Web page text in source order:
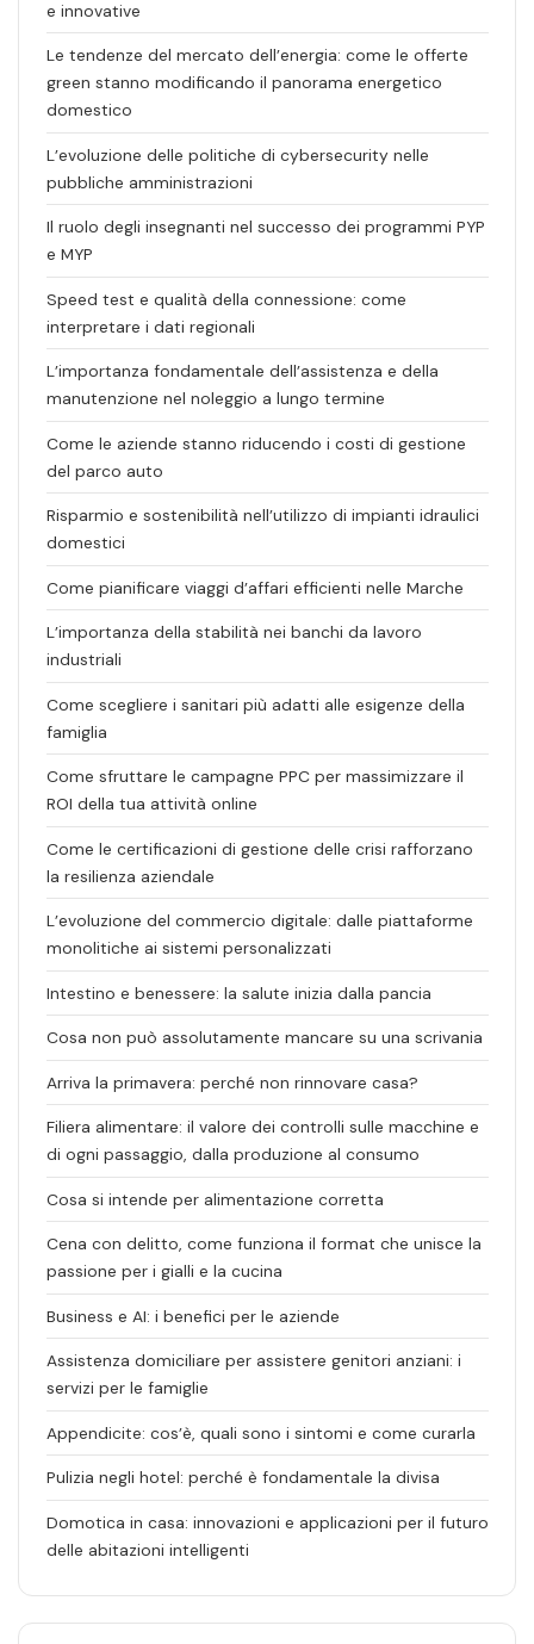
e innovative
Le tendenze del mercato dell’energia: come le offerte
green stanno modificando il panorama energetico
domestico
L’evoluzione delle politiche di cybersecurity nelle
pubbliche amministrazioni
Il ruolo degli insegnanti nel successo dei programmi PYP
e MYP
Speed test e qualità della connessione: come
interpretare i dati regionali
L’importanza fondamentale dell’assistenza e della
manutenzione nel noleggio a lungo termine
Come le aziende stanno riducendo i costi di gestione
del parco auto
Risparmio e sostenibilità nell’utilizzo di impianti idraulici
domestici
Come pianificare viaggi d’affari efficienti nelle Marche
L’importanza della stabilità nei banchi da lavoro
industriali
Come scegliere i sanitari più adatti alle esigenze della
famiglia
Come sfruttare le campagne PPC per massimizzare il
ROI della tua attività online
Come le certificazioni di gestione delle crisi rafforzano
la resilienza aziendale
L’evoluzione del commercio digitale: dalle piattaforme
monolitiche ai sistemi personalizzati
Intestino e benessere: la salute inizia dalla pancia
Cosa non può assolutamente mancare su una scrivania
Arriva la primavera: perché non rinnovare casa?
Filiera alimentare: il valore dei controlli sulle macchine e
di ogni passaggio, dalla produzione al consumo
Cosa si intende per alimentazione corretta
Cena con delitto, come funziona il format che unisce la
passione per i gialli e la cucina
Business e AI: i benefici per le aziende
Assistenza domiciliare per assistere genitori anziani: i
servizi per le famiglie
Appendicite: cos’è, quali sono i sintomi e come curarla
Pulizia negli hotel: perché è fondamentale la divisa
Domotica in casa: innovazioni e applicazioni per il futuro
delle abitazioni intelligenti